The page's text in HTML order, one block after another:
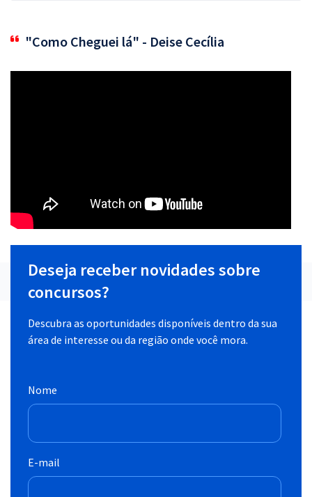
"Como Cheguei lá" - Deise Cecília
Deseja receber novidades sobre
concursos?
Descubra as oportunidades disponíveis dentro da sua
área de interesse ou da região onde você mora.
Nome
E-mail